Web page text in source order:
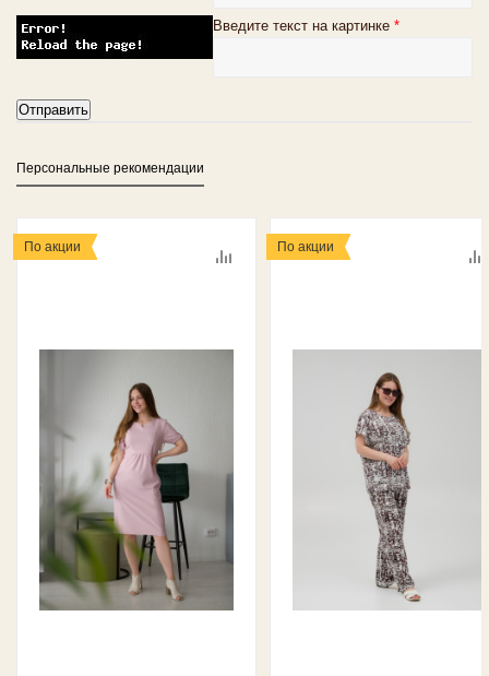
Введите текст на картинке *
Персональные рекомендации
По акции По акции